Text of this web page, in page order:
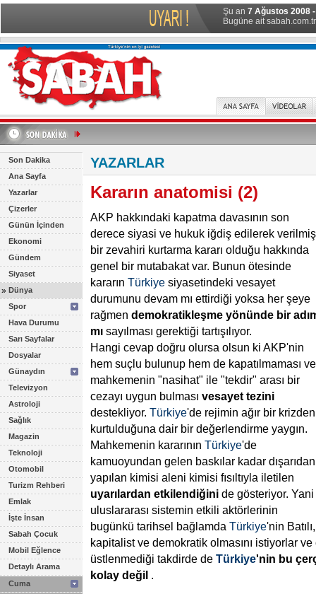
Şu an 7 Ağustos 2008
Bugüne ait
Son Dakika
Ana Sayfa
Yazarlar
Çizerler
Günün İçinden
Ekonomi
Gündem
Siyaset
» Dünya
Spor
Hava Durumu
Sarı Sayfalar
Dosyalar
Günaydın
Televizyon
Astroloji
Sağlık
Magazin
Teknoloji
Otomobil
Turizm Rehberi
Emlak
İşte İnsan
Sabah Çocuk
Mobil Eğlence
Detaylı Arama
Cuma
YAZARLAR
Kararın anatomisi (2)
AKP hakkındaki kapatma davasının son
derece siyasi ve hukuk iğdiş edilerek verilmiş
bir zevahiri kurtarma kararı olduğu hakkında
genel bir mutabakat var. Bunun ötesinde
kararın Türkiye siyasetindeki vesayet
durumunu devam mı ettirdiği yoksa her şeye
rağmen demokratikleşme yönünde bir
mı sayılması gerektiği tartışılıyor.
Hangi cevap doğru olursa olsun ki AKP'nin
hem suçlu bulunup hem de kapatılmaması ve
mahkemenin "nasihat" ile "tekdir" arası bir
cezayı uygun bulması vesayet tezini
destekliyor. Türkiye'de rejimin ağır bir krizden
kurtulduğuna dair bir değerlendirme yaygın.
Mahkemenin kararının Türkiye'de
kamuoyundan gelen baskılar kadar dışarıdan
yapılan kimisi aleni kimisi fısıltıyla iletilen
uyarılardan etkilendiğini de gösteriyor. Yani
uluslararası sistemin etkili aktörlerinin
bugünkü tarihsel bağlamda Türkiye'nin Batılı,
kapitalist ve demokratik olmasını istiyorlar
üstlenmediği takdirde de Türkiye'nin bu
kolay değil .